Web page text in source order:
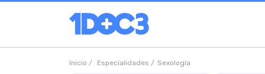
Inicio / Especialidades / Sexología